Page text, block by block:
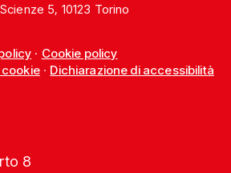
5, 10123 Torino
· Cookie policy
· Dichiarazione di accessibilità
8